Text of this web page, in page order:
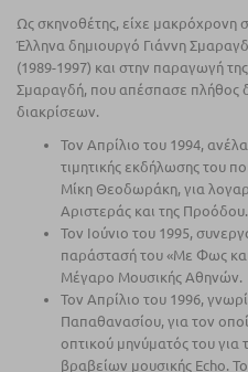
Ως σκηνοθέτης, είχε μακρόχρονη
Έλληνα δημιουργό Γιάννη
(1989-1997) και στην παραγωγή
Σμαραγδή, που απέσπασε πλήθος
διακρίσεων.
Τον Απρίλιο του 1994,
τιµητικής εκδήλωσης του
Μίκη Θεοδωράκη, για
Αριστεράς και της Προόδου.
Τον Ιούνιο του 1995,
παράστασή του «Με Φως
Μέγαρο Μουσικής Αθηνών.
Τον Απρίλιο του 1996,
Παπαθανασίου, για τον
οπτικού µηνύµατός του
βραβείων µουσικής Εcho.